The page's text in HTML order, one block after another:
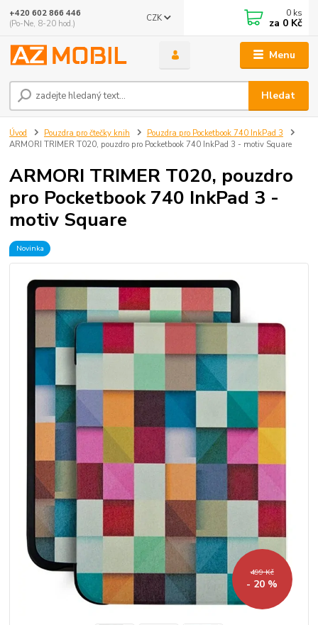
Menu
CZK
Hledat
+420 602 866 446
(Po-Ne, 8-20 hod.)
0 ks
za 0 Kč
Úvod Pouzdra pro čtečky knih
Pouzdra pro Pocketbook 740 InkPad 3
ARMORI TRIMER T020, pouzdro pro Pocketbook 740 InkPad 3 - motiv Square
ARMORI TRIMER T020, pouzdro
pro Pocketbook 740 InkPad 3 -
motiv Square
Novinka
499 Kč
- 20 %